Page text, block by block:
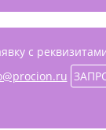
с